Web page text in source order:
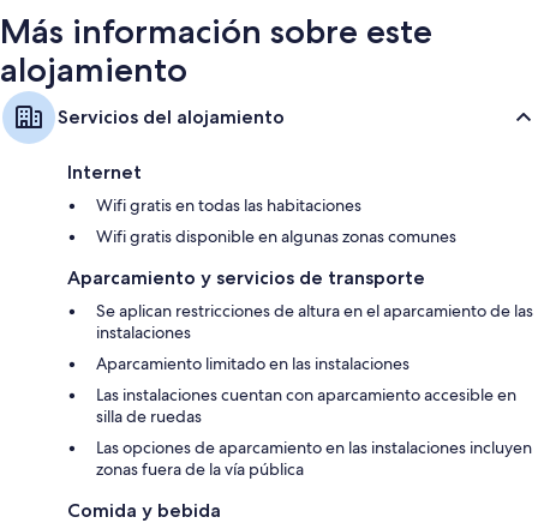
Más información sobre este
alojamiento
Servicios del alojamiento
Internet
Wifi gratis en todas las habitaciones
Wifi gratis disponible en algunas zonas comunes
Aparcamiento y servicios de transporte
Se aplican restricciones de altura en el aparcamiento de las
instalaciones
Aparcamiento limitado en las instalaciones
Las instalaciones cuentan con aparcamiento accesible en
silla de ruedas
Las opciones de aparcamiento en las instalaciones incluyen
zonas fuera de la vía pública
Comida y bebida